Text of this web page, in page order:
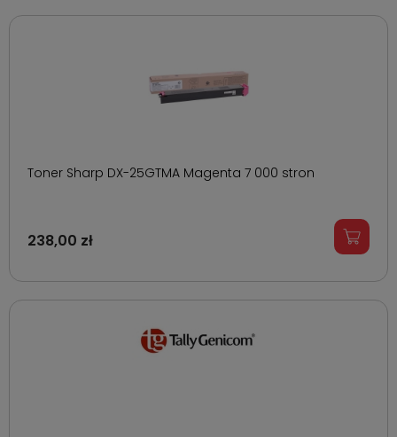
Toner Sharp DX-25GTMA Magenta 7 000 stron
238,00 zł